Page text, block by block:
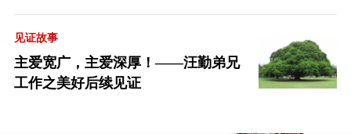
见证故事
主爱宽广，主爱深厚！——汪勤弟兄
工作之美好后续见证